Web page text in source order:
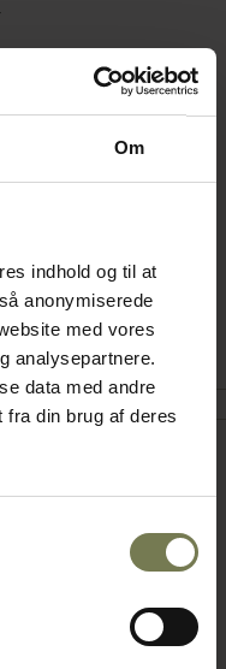
Om
indhold og til at
anonymiserede
med vores
analysepartnere.
data med andre
din brug af deres